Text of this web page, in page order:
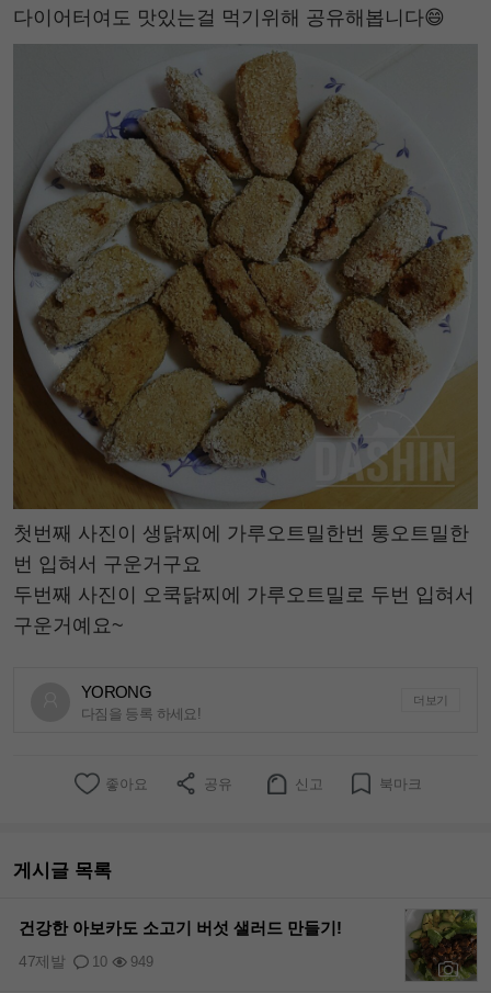
다이어터여도 맛있는걸 먹기위해 공유해봅니다😄
첫번째 사진이 생닭찌에 가루오트밀한번 통오트밀한
번 입혀서 구운거구요
두번째 사진이 오쿡닭찌에 가루오트밀로 두번 입혀서
구운거예요~
YORONG
다짐을 등록 하세요!
더보기
좋아요 공유 신고 북마크
게시글 목록
건강한 아보카도 소고기 버섯 샐러드 만들기!
10 949
47제발